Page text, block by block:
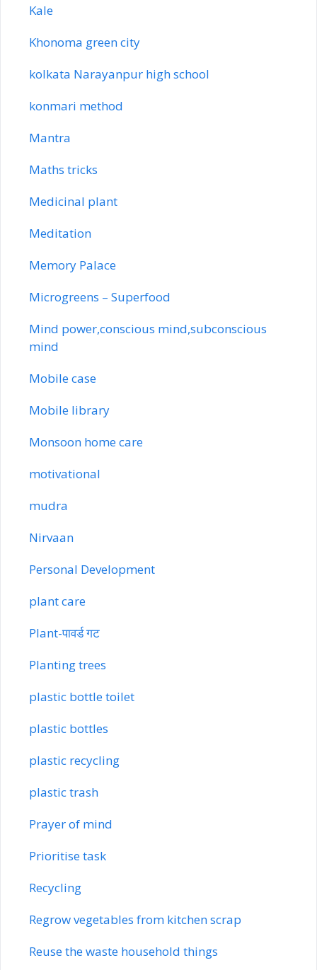
Kale
Khonoma green city
kolkata Narayanpur high school
konmari method
Mantra
Maths tricks
Medicinal plant
Meditation
Memory Palace
Microgreens – Superfood
Mind power,conscious mind,subconscious
mind
Mobile case
Mobile library
Monsoon home care
motivational
mudra
Nirvaan
Personal Development
plant care
Plant-पावर्ड गट
Planting trees
plastic bottle toilet
plastic bottles
plastic recycling
plastic trash
Prayer of mind
Prioritise task
Recycling
Regrow vegetables from kitchen scrap
Reuse the waste household things